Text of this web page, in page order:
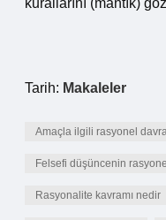
kurallarını (mantık)
Tarih: Makaleler
Amaçla ilgili rasyonel
Felsefi düşüncenin
Rasyonalite kavramı nedir